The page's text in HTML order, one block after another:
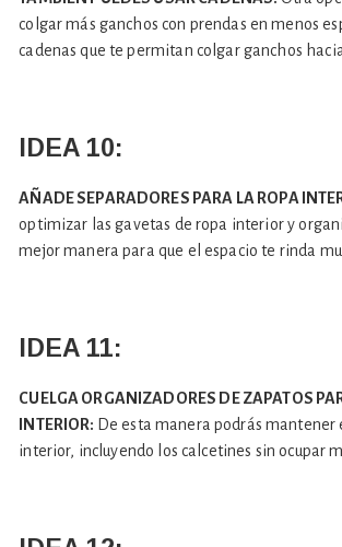
colgar más ganchos con prendas en menos
cadenas que te permitan colgar ganchos
IDEA 10:
AÑADE SEPARADORES PARA LA ROPA
optimizar las gavetas de ropa interior y
mejor manera para que el espacio te rinda
IDEA 11:
CUELGA ORGANIZADORES DE ZAPATOS
INTERIOR: De esta manera podrás mantener
interior, incluyendo los calcetines sin ocupar